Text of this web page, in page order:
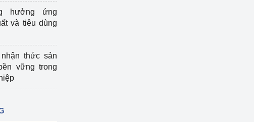
hưởng ứng
và tiêu dùng
thức sản
vững trong